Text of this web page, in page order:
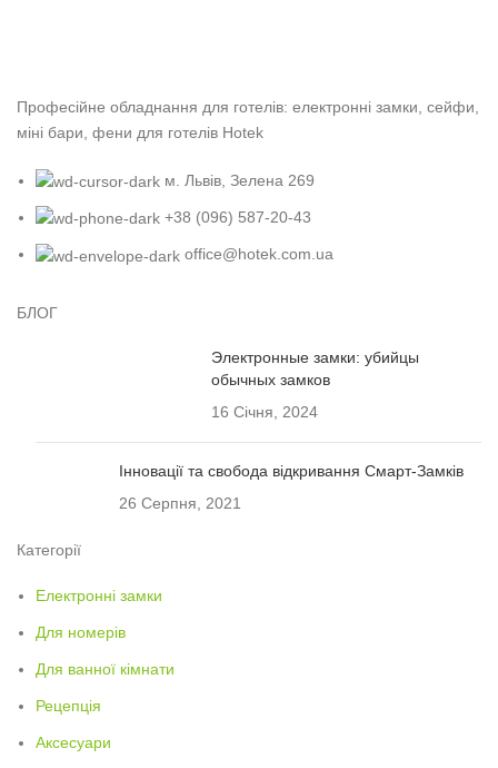
Професійне обладнання для готелів: електронні замки, сейфи,
міні бари, фени для готелів Hotek
м. Львів, Зелена 269
+38 (096) 587-20-43
office@hotek.com.ua
БЛОГ
Электронные замки: убийцы
обычных замков
16 Січня, 2024
Інновації та свобода відкривання Смарт-Замків
26 Серпня, 2021
Категорії
Електронні замки
Для номерів
Для ванної кімнати
Рецепція
Аксесуари